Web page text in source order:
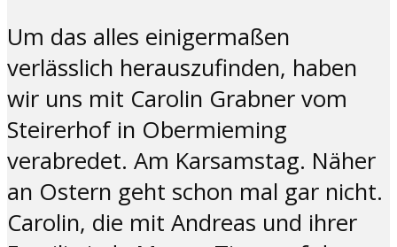
Um das alles einigermaßen
verlässlich herauszufinden, haben
wir uns mit Carolin Grabner vom
Steirerhof in Obermieming
verabredet. Am Karsamstag. Näher
an Ostern geht schon mal gar nicht.
Carolin, die mit Andreas und ihrer